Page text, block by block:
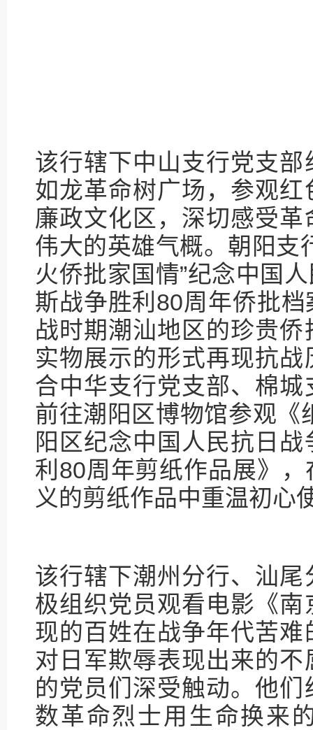
该行辖下中山支行党支
如龙革命树广场，参观
廉政文化区，深切感受
伟大的英雄气概。朝阳支
火侨批家国情”纪念中国
斯战争胜利80周年侨批
战时期潮汕地区的珍贵
实物展示的形式再现抗
合中华支行党支部、棉
前往潮阳区博物馆参观
阳区纪念中国人民抗日
利80周年剪纸作品展》
义的剪纸作品中重温初心
该行辖下潮州分行、汕
极组织党员观看电影《
现的百姓在战争年代苦
对日军欺辱表现出来的
的党员们深受触动。他
数革命烈士用生命换来